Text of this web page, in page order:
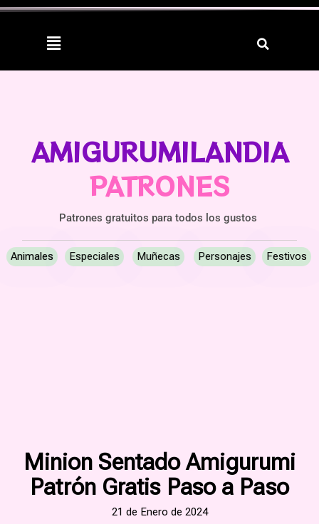
AMIGURUMILANDIA
PATRONES
Patrones gratuitos para todos los gustos
Animales Especiales Muñecas Personajes Festivos
Minion Sentado Amigurumi
Patrón Gratis Paso a Paso
21 de Enero de 2024